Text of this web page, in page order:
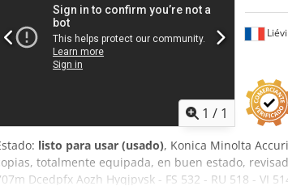
1 / 1
listo para usar (usado), Konica Minolta
totalmente equipada, en buen estado,
Dcedpfx Aozh Hyqjpvsk - FS 532 - RU 518 - VI